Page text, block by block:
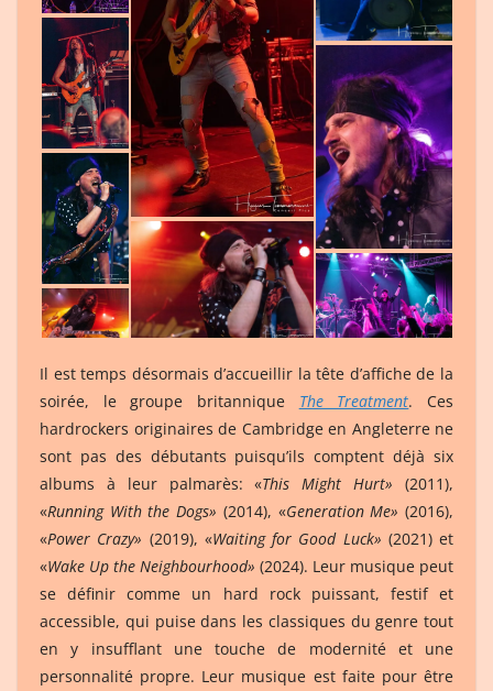
Il est temps désormais d’accueillir la tête d’affiche de la
soirée, le groupe britannique The Treatment. Ces
hardrockers originaires de Cambridge en Angleterre ne
sont pas des débutants puisqu’ils comptent déjà six
albums à leur palmarès: «This Might Hurt» (2011),
«Running With the Dogs» (2014), «Generation Me» (2016),
«Power Crazy» (2019), «Waiting for Good Luck» (2021) et
«Wake Up the Neighbourhood» (2024). Leur musique peut
se définir comme un hard rock puissant, festif et
accessible, qui puise dans les classiques du genre tout
en y insufflant une touche de modernité et une
personnalité propre. Leur musique est faite pour être